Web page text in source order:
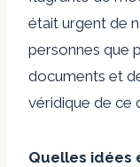
était urgent de
personnes que
documents et
véridique de ce
Quelles idées